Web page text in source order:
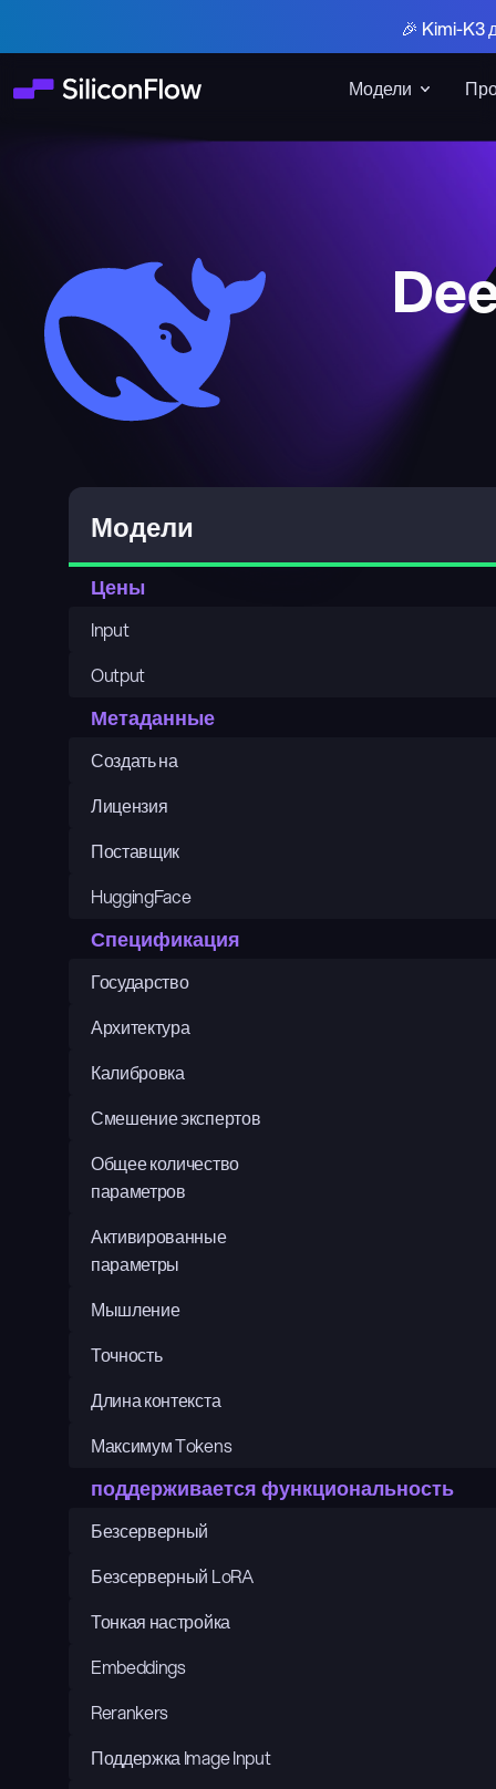
Модели
🎉 Kimi-K3
Модели
Цены
Input
Output
Метаданные
Создать на
Лицензия
Поставщик
HuggingFace
Спецификация
Государство
Архитектура
Калибровка
Смешение экспертов
Общее количество
параметров
Активированные
параметры
Мышление
Точность
Длина контекста
Максимум Tokens
поддерживается функциональность
Безсерверный
Безсерверный LoRA
Тонкая настройка
Embeddings
Rerankers
Поддержка Image Input